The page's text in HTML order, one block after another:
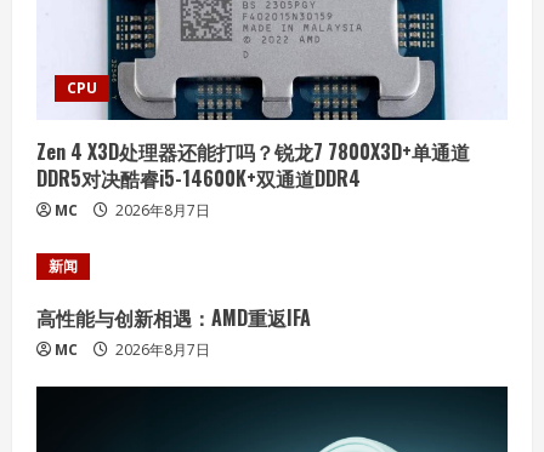
g
CPU
Zen 4 X3D处理器还能打吗？锐龙7 7800X3D+单通道
DDR5对决酷睿i5-14600K+双通道DDR4
MC 2026年8月7日
新闻
高性能与创新相遇：AMD重返IFA
MC 2026年8月7日